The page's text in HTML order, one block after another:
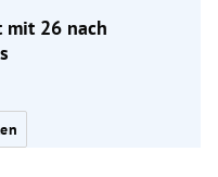
mit 26 nach